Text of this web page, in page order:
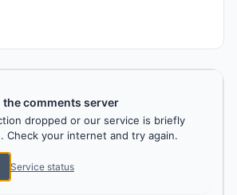
the comments server
dropped or our service is briefly
Check your internet and try again.
Service status